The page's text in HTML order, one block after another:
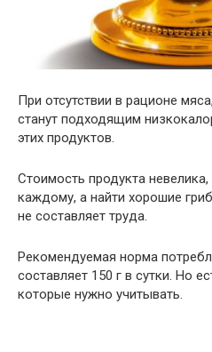
При отсутствии в рационе
станут подходящим
этих продуктов.
Стоимость продукта
каждому, а найти хорошие
не составляет труда.
Рекомендуемая норма
составляет 150 г в сутки. Но
которые нужно учитывать.